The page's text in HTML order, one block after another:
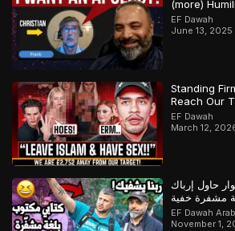
(more)
EF Dawah
June 13, 2025
Standing
Reach Our
EF Dawah
March 12,
حاول إرباك
مشفرة خفية
المسلم خداعه
EF Dawah
November 1,